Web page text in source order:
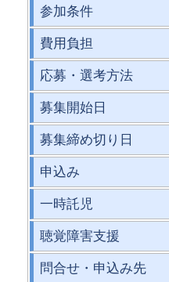
参加条件
費用負担
応募・選考方法
募集開始日
募集締め切り日
申込み
一時託児
聴覚障害支援
問合せ・申込み先